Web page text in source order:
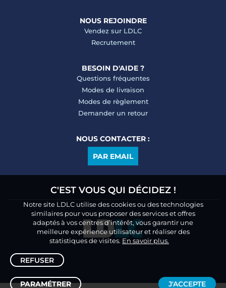
NOUS REJOINDRE
Vendez sur LDLC
Recrutement
BESOIN D'AIDE ?
Questions fréquentes
Modes de livraison
Modes de règlement
Demander un retour
NOUS CONTACTER :
PAR EMAIL
C'EST VOUS QUI DÉCIDEZ !
Notre site LDLC utilise des cookies ou des technologies
similaires pour vous proposer des services et offres
adaptés à vos centres d’intérêt, vous garantir une
meilleure expérience utilisateur et réaliser des
statistiques de visites. En savoir plus.
REFUSER
PARAMÉTRER J'ACCEPTE